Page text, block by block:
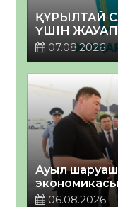
ҚҰРЫЛТАЙ
ҮШІН
07.08.2026
Ауыл
06.08.2026